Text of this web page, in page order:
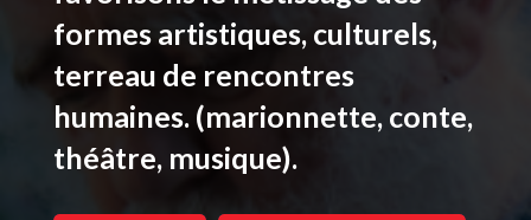
formes artistiques, culturels,
terreau de rencontres
humaines. (marionnette, conte,
théâtre, musique).